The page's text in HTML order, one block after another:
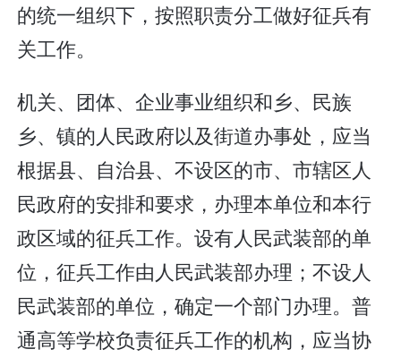
的统一组织下，按照职责分工做好征兵有
关工作。
机关、团体、企业事业组织和乡、民族
乡、镇的人民政府以及街道办事处，应当
根据县、自治县、不设区的市、市辖区人
民政府的安排和要求，办理本单位和本行
政区域的征兵工作。设有人民武装部的单
位，征兵工作由人民武装部办理；不设人
民武装部的单位，确定一个部门办理。普
通高等学校负责征兵工作的机构，应当协